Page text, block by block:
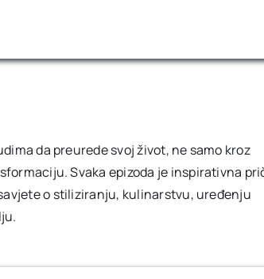
da preurede svoj život, ne samo kroz
Svaka epizoda je inspirativna
o stiliziranju, kulinarstvu, uređenju